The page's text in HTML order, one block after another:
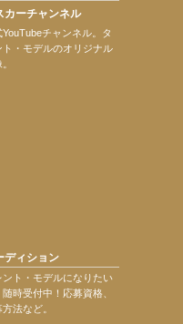
プニングイベント
カーチャンネル
YouTubeチャンネル。タ
ト・モデルのオリジナル
ディション
ント・モデルになりたい
随時受付中！応募資格、
法など。